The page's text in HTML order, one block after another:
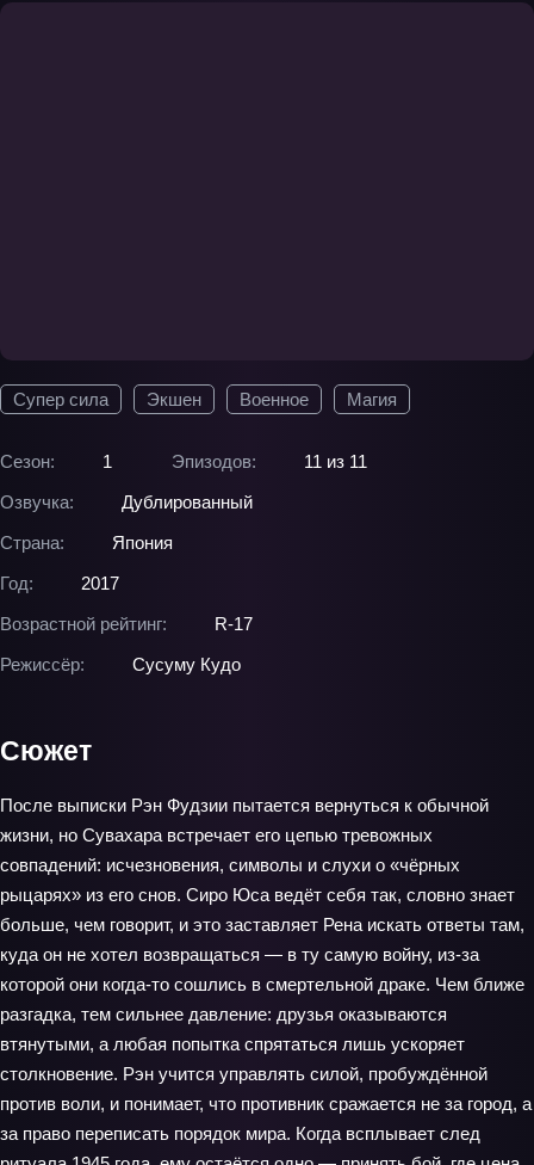
Супер сила Экшен Военное Магия
Сезон: 1 Эпизодов:
11 из 11
Озвучка:
Дублированный
Страна:
Япония
Год:
2017
Возрастной рейтинг:
R-17
Режиссёр:
Сусуму Кудо
Сюжет
После выписки Рэн Фудзии пытается вернуться к обычной
жизни, но Сувахара встречает его цепью тревожных
совпадений: исчезновения, символы и слухи о «чёрных
рыцарях» из его снов. Сиро Юса ведёт себя так, словно знает
больше, чем говорит, и это заставляет Рена искать ответы там,
куда он не хотел возвращаться — в ту самую войну, из-за
которой они когда-то сошлись в смертельной драке. Чем ближе
разгадка, тем сильнее давление: друзья оказываются
втянутыми, а любая попытка спрятаться лишь ускоряет
столкновение. Рэн учится управлять силой, пробуждённой
против воли, и понимает, что противник сражается не за город, а
за право переписать порядок мира. Когда всплывает след